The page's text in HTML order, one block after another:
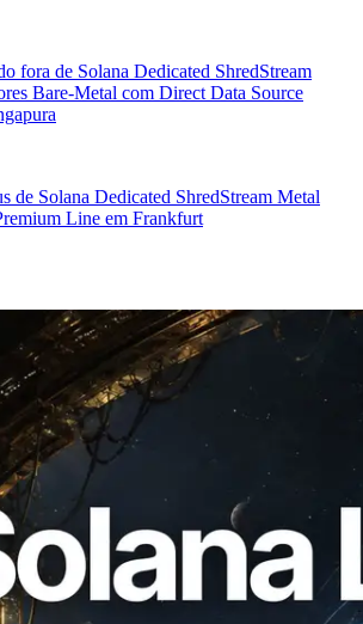
fora de Solana Dedicated ShredStream
Bare-Metal com Direct Data Source
de Solana Dedicated ShredStream Metal
Line em Frankfurt